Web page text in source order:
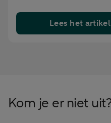
Lees het
Kom je er niet